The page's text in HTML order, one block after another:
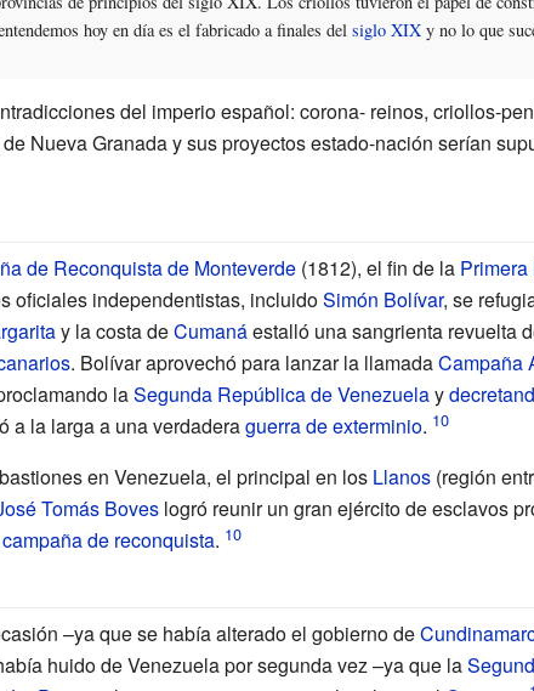
hoy en día es el fabricado a finales del siglo XIXy no lo que
del imperio español: corona- reinos, criollos-
Nueva Granada y sus proyectos estado-nación serían
de Reconquista de Monteverde(1812), el fin de la
oficiales independentistas, incluidoSimón Bolívar, se
y la costa deCumanáestalló una sangrienta revuelta
. Bolívar aprovechó para lanzar la llamadaCampaña
laSegunda República de Venezuelay
a la larga a una verdaderaguerra de exterminio.
en Venezuela, el principal en los Llanos(región
Tomás Boveslogró reunir un gran ejército de esclavos
de reconquista.
–ya que se había alterado el gobierno de
huido de Venezuela por segunda vez –ya que la